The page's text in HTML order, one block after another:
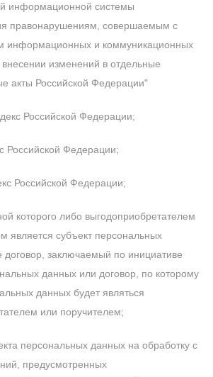
информационной системы
правонарушениям, совершаемым с
информационных и коммуникационных
внесении изменений в отдельные
акты Российской Федерации"
Российской Федерации;
Российской Федерации;
Российской Федерации;
которого либо выгодоприобретателем
является субъект персональных
договор, заключаемый по инициативе
данных или договор, по которому
данных будет являться
или поручителем;
персональных данных на обработку с
предусмотренных